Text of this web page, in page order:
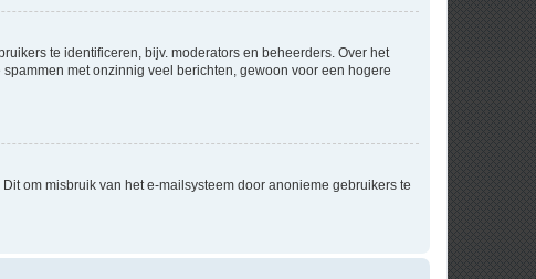
te identificeren, bijv. moderators en beheerders. Over het
met onzinnig veel berichten, gewoon voor een hogere
om misbruik van het e-mailsysteem door anonieme gebruikers te